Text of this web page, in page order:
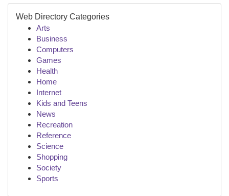
Web Directory Categories
Arts
Business
Computers
Games
Health
Home
Internet
Kids and Teens
News
Recreation
Reference
Science
Shopping
Society
Sports